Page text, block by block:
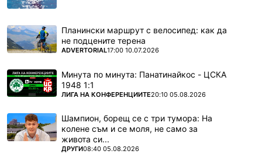
Планински маршрут с велосипед: как да
не подцените терена
ПОВЕЧЕ ОТ
ADVERTORIAL17:00 10.07.2026
Минута по минута: Панатинайкос - ЦСКА
1948 1:1
ПОВЕЧЕ ОТ
ЛИГА НА КОНФЕРЕНЦИИТЕ20:10 05.08.2026
Шампион, борещ се с три тумора: На
колене съм и се моля, не само за
живота си...
ПОВЕЧЕ ОТ
ДРУГИ08:40 05.08.2026